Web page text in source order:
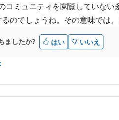
コミュニティを閲覧していな
のでしょうね。その意味では
ましたか? はい いいえ